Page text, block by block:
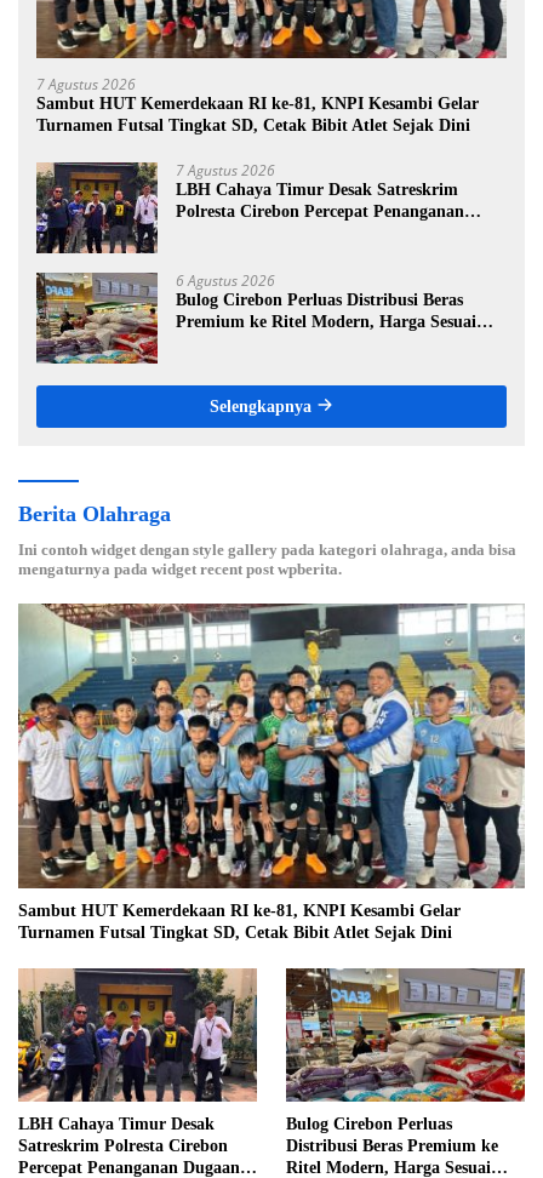
7 Agustus 2026
Sambut HUT Kemerdekaan RI ke-81, KNPI Kesambi Gelar
Turnamen Futsal Tingkat SD, Cetak Bibit Atlet Sejak Dini
7 Agustus 2026
LBH Cahaya Timur Desak Satreskrim
Polresta Cirebon Percepat Penanganan
6 Agustus 2026
Bulog Cirebon Perluas Distribusi Beras
Premium ke Ritel Modern, Harga Sesuai
Selengkapnya
Berita Olahraga
Ini contoh widget dengan style gallery pada kategori olahraga, anda bisa
mengaturnya pada widget recent post wpberita.
Sambut HUT Kemerdekaan RI ke-81, KNPI Kesambi Gelar
Turnamen Futsal Tingkat SD, Cetak Bibit Atlet Sejak Dini
LBH Cahaya Timur Desak
Satreskrim Polresta Cirebon
Percepat Penanganan Dugaan
Bulog Cirebon Perluas
Distribusi Beras Premium ke
Ritel Modern, Harga Sesuai